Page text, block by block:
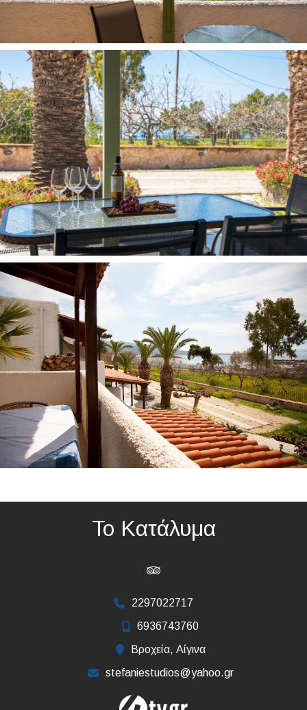
Το Κατάλυμα
2297022717
6936743760
Βροχεία, Αίγινα
stefaniestudios@yahoo.gr